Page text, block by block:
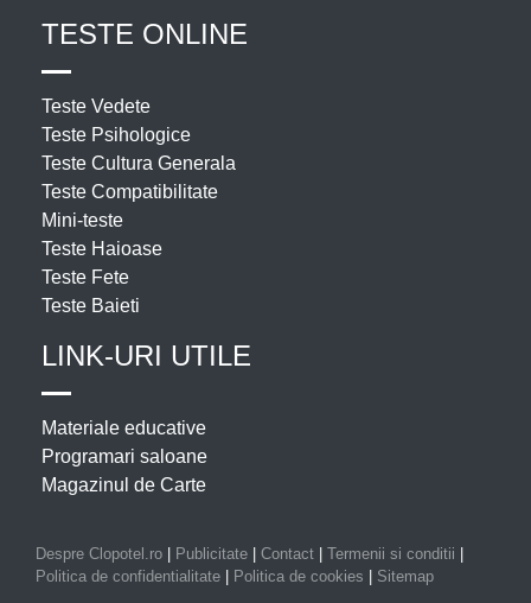
TESTE ONLINE
Teste Vedete
Teste Psihologice
Teste Cultura Generala
Teste Compatibilitate
Mini-teste
Teste Haioase
Teste Fete
Teste Baieti
LINK-URI UTILE
Materiale educative
Programari saloane
Magazinul de Carte
Despre Clopotel.ro Publicitate Contact Termenii si conditii
Politica de confidentialitate
Politica de cookies Sitemap